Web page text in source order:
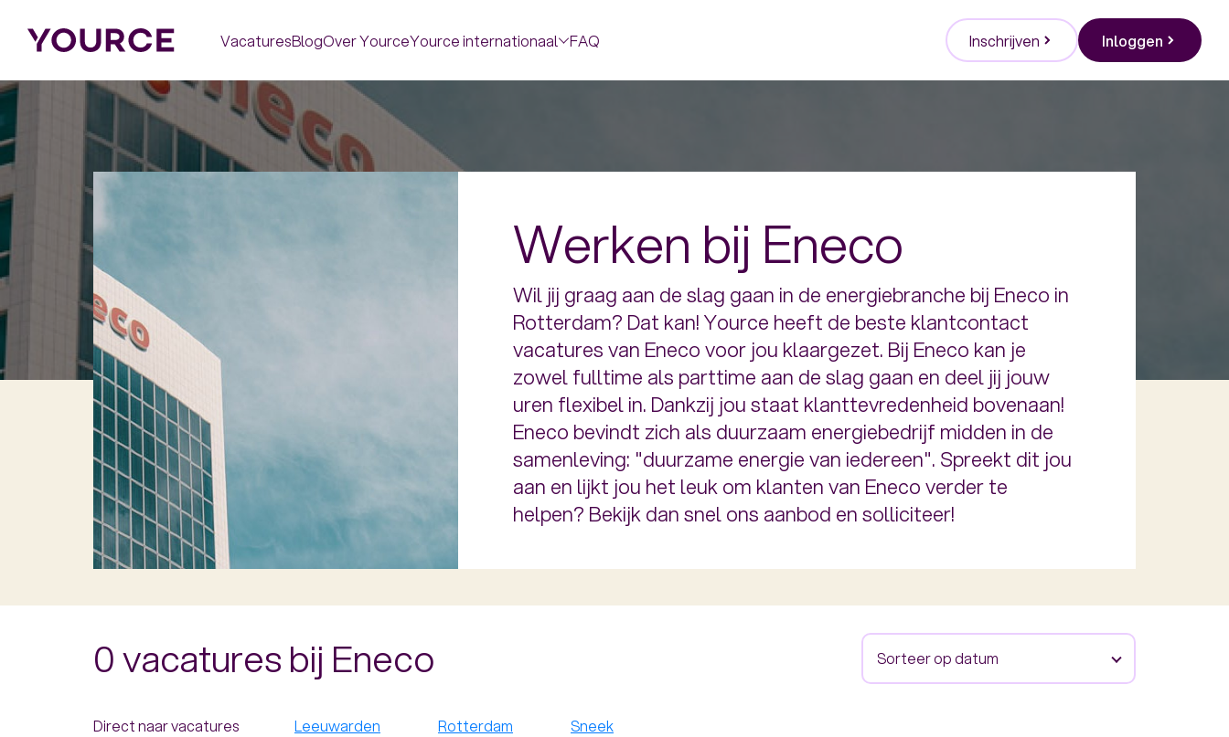
VacaturesBlogOver YourceYource internationaal FAQ Inschrijven Inloggen
Werken bij Eneco
Wil jij graag aan de slag gaan in de energiebranche bij Eneco in
Rotterdam? Dat kan! Yource heeft de beste klantcontact
vacatures van Eneco voor jou klaargezet. Bij Eneco kan je
zowel fulltime als parttime aan de slag gaan en deel jij jouw
uren flexibel in. Dankzij jou staat klanttevredenheid bovenaan!
Eneco bevindt zich als duurzaam energiebedrijf midden in de
samenleving: "duurzame energie van iedereen". Spreekt dit jou
aan en lijkt jou het leuk om klanten van Eneco verder te
helpen? Bekijk dan snel ons aanbod en solliciteer!
0 vacatures bij Eneco Sorteer op datum
Direct naar vacatures Leeuwarden Rotterdam Sneek